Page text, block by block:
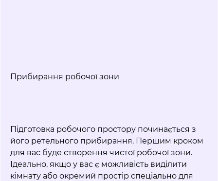
Прибирання робочої зони
Підготовка робочого простору починається з
його ретельного прибирання. Першим кроком
для вас буде створення чистої робочої зони.
Ідеально, якщо у вас є можливість виділити
кімнату або окремий простір спеціально для